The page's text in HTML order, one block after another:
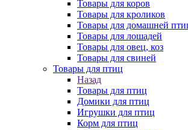
Товары для коров
Товары для кроликов
Товары для домашней
Товары для лошадей
Товары для овец, коз
Товары для свиней
Товары для птиц
Назад
Товары для птиц
Домики для птиц
Игрушки для птиц
Корм для птиц